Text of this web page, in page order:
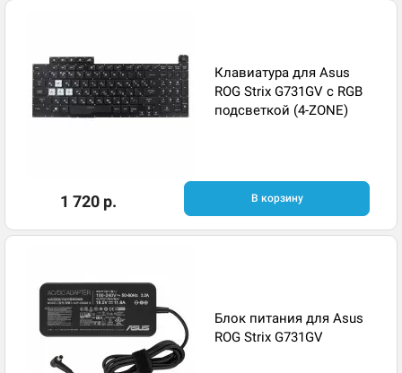
Клавиатура для Asus
ROG Strix G731GV с RGB
подсветкой (4-ZONE)
1 720 р. В корзину
Блок питания для Asus
ROG Strix G731GV